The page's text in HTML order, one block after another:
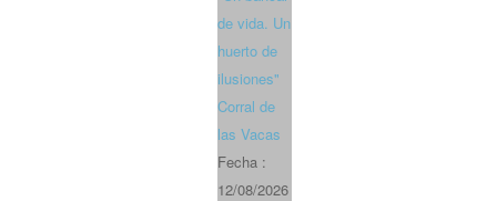
de vida. Un
huerto de
ilusiones"
Corral de
las Vacas
Fecha :
12/08/2026